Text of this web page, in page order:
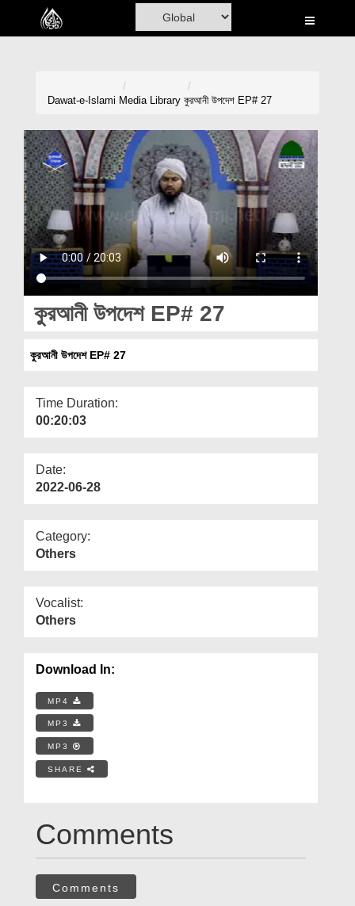
Home
Madani Channel
Volunteer Portal
Rohani Ilaj
Donation
Magazine
Departments
More
Dawat-e-Islami Media Library কুরআনী উপদেশ EP# 27
কুরআনী উপদেশ EP# 27
কুরআনী উপদেশ EP# 27
Time Duration:
00:20:03
Date:
2022-06-28
Category:
Others
Vocalist:
Others
Download In:
MP4
MP3
MP3
SHARE
Comments
Comments